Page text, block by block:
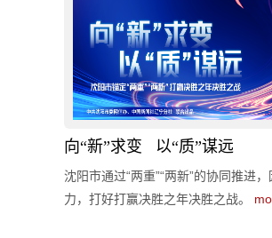
向“新”求变 以“质”谋远
沈阳市通过“两重”“两新”的协同推进
力，打好打赢决胜之年决胜之战。